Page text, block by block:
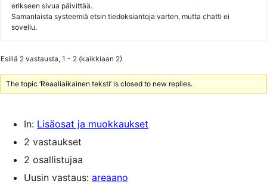
erikseen sivua päivittää.
Samanlaista systeemiä etsin tiedoksiantoja varten, mutta chatti ei
sovellu.
Esillä 2 vastausta, 1 - 2 (kaikkiaan 2)
The topic ‘Reaaliaikainen teksti’ is closed to new replies.
In: Lisäosat ja muokkaukset
2 vastaukset
2 osallistujaa
Uusin vastaus: areaano